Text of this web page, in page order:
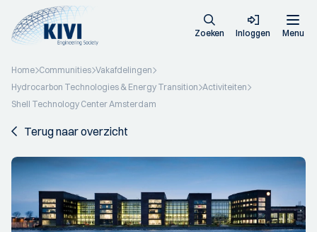
Zoeken Inloggen Menu
Home Communities Vakafdelingen
Hydrocarbon Technologies & Energy Transition Activiteiten
Shell Technology Center Amsterdam
Terug naar overzicht